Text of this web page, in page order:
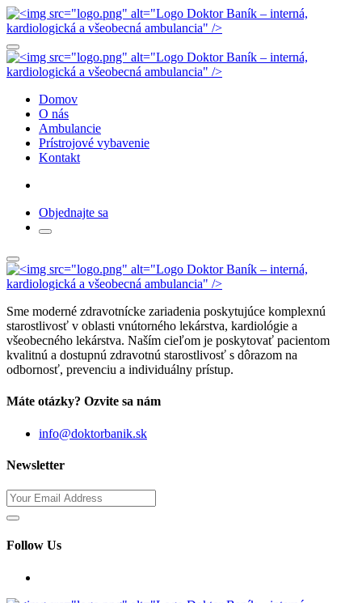
Domov
O nás
Ambulancie
Prístrojové vybavenie
Kontakt
Objednajte sa
Sme moderné zdravotnícke zariadenia poskytujúce komplexnú
starostlivosť v oblasti vnútorného lekárstva, kardiológie a
všeobecného lekárstva. Naším cieľom je poskytovať pacientom
kvalitnú a dostupnú zdravotnú starostlivosť s dôrazom na
odbornosť, prevenciu a individuálny prístup.
Máte otázky? Ozvite sa nám
info@doktorbanik.sk
Newsletter
Follow Us